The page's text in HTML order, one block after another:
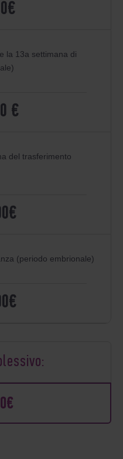
la 13a settimana di
€
del trasferimento
(periodo embrionale)